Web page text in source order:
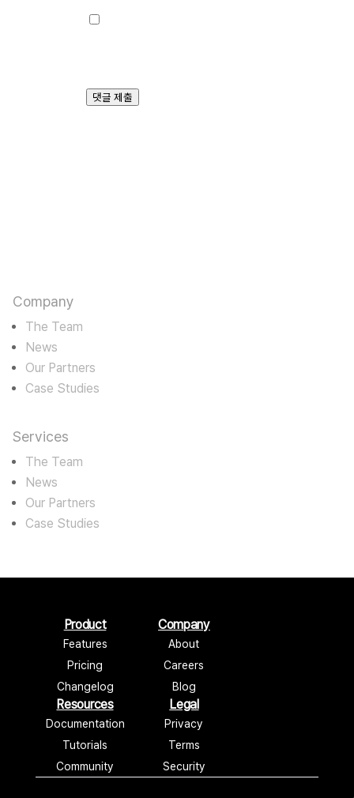
댓글 제출
Company
The Team
News
Our Partners
Case Studies
Services
The Team
News
Our Partners
Case Studies
Product
Features
Pricing
Changelog
Company
About
Careers
Blog
Resources
Documentation
Tutorials
Community
Legal
Privacy
Terms
Security